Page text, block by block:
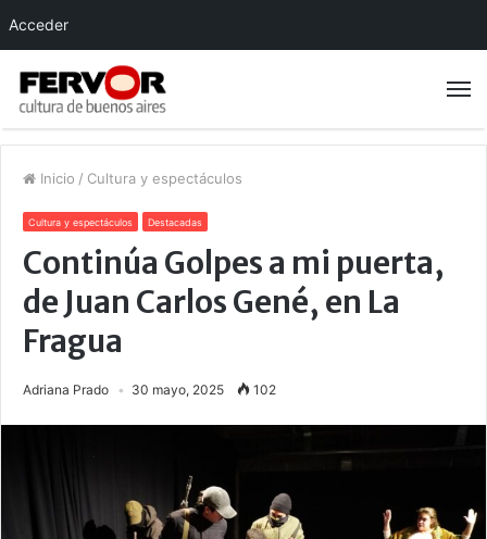
Inicio / Cultura y espectáculos
Cultura y espectáculos Destacadas
Continúa Golpes a mi puerta,
de Juan Carlos Gené, en La
Fragua
Adriana Prado 30 mayo, 2025 102
Acceder